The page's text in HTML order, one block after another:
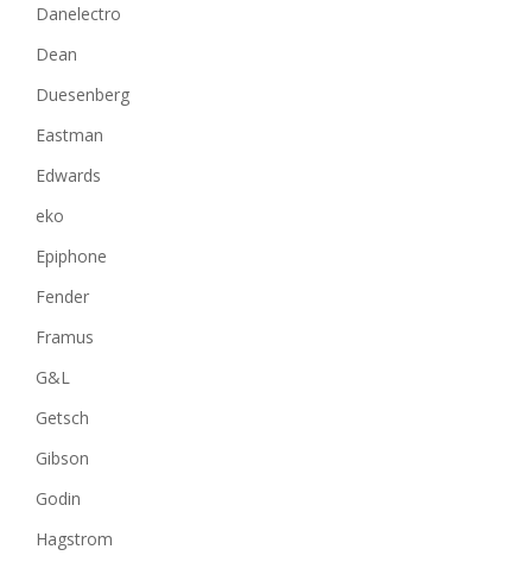
Danelectro
Dean
Duesenberg
Eastman
Edwards
eko
Epiphone
Fender
Framus
G&L
Getsch
Gibson
Godin
Hagstrom